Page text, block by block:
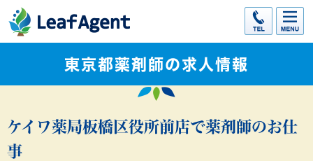
東京都薬剤師の求人情報
ケイワ薬局板橋区役所前店で薬剤師のお仕
事